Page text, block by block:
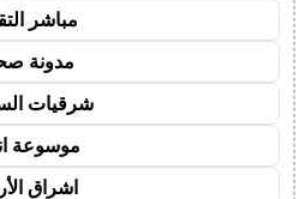
مباشر
مدونة
شرقيات
موسوعة
اشراق